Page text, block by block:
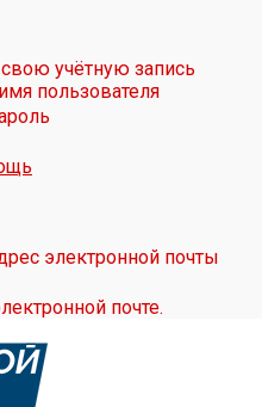
учётную запись
пользователя
электронной почты
почте.